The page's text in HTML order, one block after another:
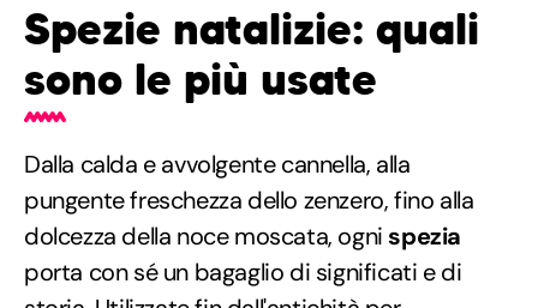
Spezie natalizie: quali
sono le più usate
Dalla calda e avvolgente cannella, alla
pungente freschezza dello zenzero, fino alla
dolcezza della noce moscata, ogni spezia
porta con sé un bagaglio di significati e di